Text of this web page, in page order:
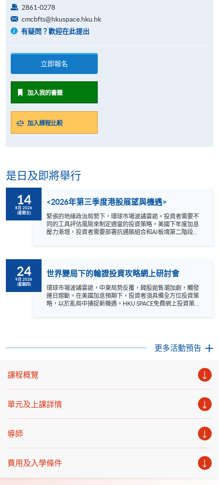
2861-0278
cmcbfts@hkuspace.hku.hk
有疑問？歡迎在此提出
立即報名
加入我的書籤
加入課程比較
是日及即將舉行
14
8月 2026
(星期五)
<2026年第三季度港股展望與機遇>
緊張的地緣政治局勢下，環球市場波譎雲詭。投資者需要不
同的工具評估風險來制定適當的投資策略。美國下年度加息
壓力漸增，投資者需要部署抗通脹組合和AI板塊第二階段新
時間 : 1:00 –2:00 pm YouTue 網上形式進行 語言 － 粵語
24
9月 2026
(星期四)
世界變局下的輪證投資攻略網上研討會
環球市場波譎雲詭，中東局勢反覆，韓股拋售潮加劇，觸發
連日熔斷。在美國加息預期下，投資者須具備全方位投資策
略，以於亂局中捕捉新機遇。HKU SPACE免費網上投資策略
更多活動預告
課程概覽
單元及上課詳情
導師
費用及入學條件